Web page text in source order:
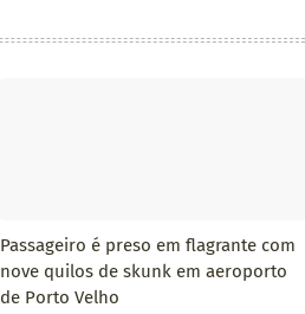
Passageiro é preso em flagrante com
nove quilos de skunk em aeroporto
de Porto Velho